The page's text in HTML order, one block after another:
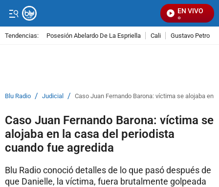
EN VIVO
Tendencias: Posesión Abelardo De La Espriella Cali Gustavo Petro
Blu Radio / Judicial / Caso Juan Fernando Barona: víctima se alojaba en
Caso Juan Fernando Barona: víctima se
alojaba en la casa del periodista
cuando fue agredida
Blu Radio conoció detalles de lo que pasó después de
que Danielle, la víctima, fuera brutalmente golpeada